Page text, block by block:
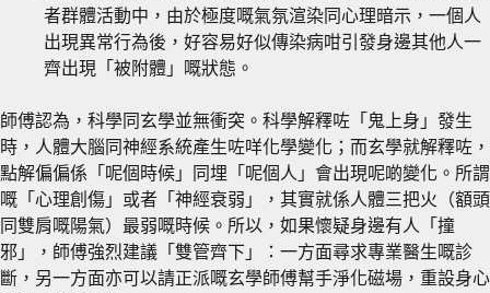
者群體活動中，由於極度嘅氣氛渲染同心理暗示，一個人
出現異常行為後，好容易好似傳染病咁引發身邊其他人一
齊出現「被附體」嘅狀態。
師傅認為，科學同玄學並無衝突。科學解釋咗「鬼上身」發生
時，人體大腦同神經系統產生咗咩化學變化；而玄學就解釋咗，
點解偏偏係「呢個時候」同埋「呢個人」會出現呢啲變化。所謂
嘅「心理創傷」或者「神經衰弱」，其實就係人體三把火（額頭
同雙肩嘅陽氣）最弱嘅時候。所以，如果懷疑身邊有人「撞
邪」，師傅強烈建議「雙管齊下」：一方面尋求專業醫生嘅診
斷，另一方面亦可以請正派嘅玄學師傅幫手淨化磁場，重設身心